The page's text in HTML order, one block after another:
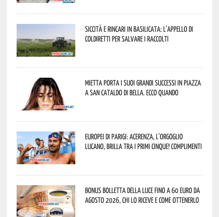
Siccità e rincari in Basilicata: l’appello di
Coldiretti per salvare i raccolti
Mietta porta i suoi grandi successi in piazza
a San Cataldo di Bella. Ecco quando
Europei di Parigi: Acerenza, l’orgoglio
lucano, brilla tra i primi cinque! Complimenti
Bonus bolletta della luce fino a 60 euro da
agosto 2026, chi lo riceve e come ottenerlo